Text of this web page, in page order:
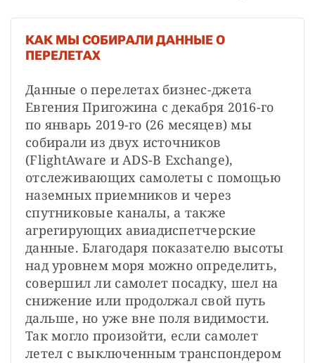
КАК МЫ СОБИРАЛИ ДАННЫЕ О
ПЕРЕЛЕТАХ
Данные о перелетах бизнес-джета
Евгения Пригожина с декабря 2016-го
по январь 2019-го (26 месяцев) мы
собирали из двух источников
(FlightAware и ADS-B Exchange),
отслеживающих самолеты с помощью
наземных приемников и через
спутниковые каналы, а также
агрегирующих авиадиспетчерские
данные. Благодаря показателю высоты
над уровнем моря можно определить,
совершил ли самолет посадку, шел на
снижение или продолжал свой путь
дальше, но уже вне поля видимости.
Так могло произойти, если самолет
летел с выключенным транспондером